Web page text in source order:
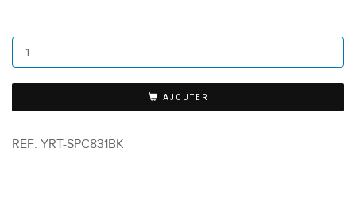
AJOUTER
REF: YRT-SPC831BK